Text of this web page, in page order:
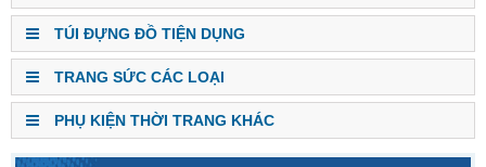
TÚI ĐỰNG ĐỒ TIỆN DỤNG
TRANG SỨC CÁC LOẠI
PHỤ KIỆN THỜI TRANG KHÁC